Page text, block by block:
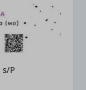
P